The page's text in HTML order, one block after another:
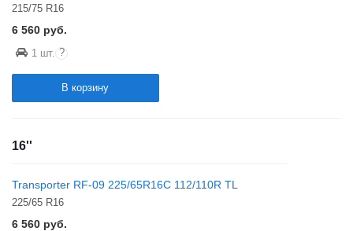
215/75 R16
6 560 руб.
1 шт. ?
В корзину
16''
Transporter RF-09 225/65R16C 112/110R TL
225/65 R16
6 560 руб.